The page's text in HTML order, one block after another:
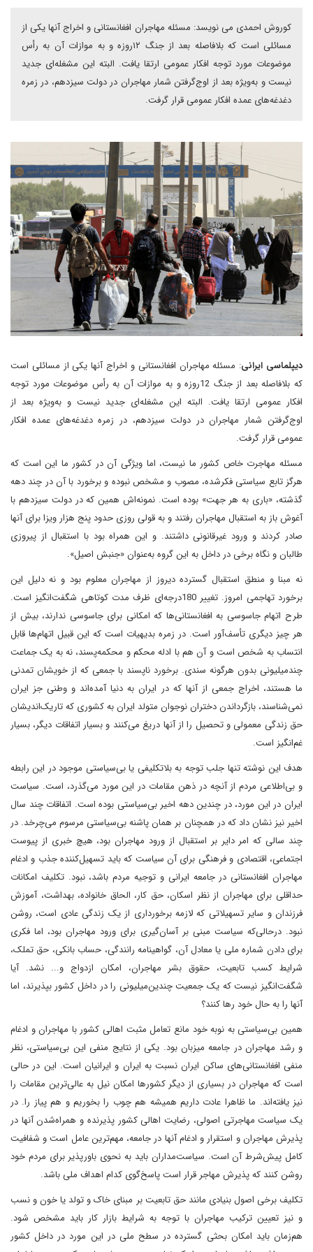
کوروش احمدی می نویسد: مسئله مهاجران افغانستانی و اخراج آنها یکی از
مسائلی است که بلافاصله بعد از جنگ ۱۲‌روزه و به موازات آن به رأس
موضوعات مورد توجه افکار عمومی ارتقا‌ یافت. البته این مشغله‌ای جدید
نیست و به‌ویژه بعد از اوج‌گرفتن شمار مهاجران در دولت سیزدهم، در زمره
دغدغه‌های عمده افکار عمومی قرار گرفت.
دیپلماسی ایرانی: مسئله مهاجران افغانستانی و اخراج آنها یکی از مسائلی است
که بلافاصله بعد از جنگ 12‌روزه و به موازات آن به رأس موضوعات مورد توجه
افکار عمومی ارتقا‌ یافت. البته این مشغله‌ای جدید نیست و به‌ویژه بعد از
اوج‌گرفتن شمار مهاجران در دولت سیزدهم، در زمره دغدغه‌های عمده افکار
عمومی قرار گرفت.
مسئله مهاجرت خاص کشور ما نیست، اما ویژگی آن در کشور ما این است که
هرگز تابع سیاستی فکر‌شده، مصوب و مشخص نبوده و برخورد با آن در چند دهه
گذشته، «باری به هر جهت» بوده است. نمونه‌اش همین که در دولت سیزدهم با
آغوش باز به استقبال مهاجران رفتند و به قولی روزی حدود پنج هزار ویزا برای آنها
صادر کردند و ورود غیرقانونی داشتند. و این همراه بود با استقبال از پیروزی
طالبان و نگاه برخی در داخل به ‌این گروه به‌عنوان «جنبش اصیل».
نه مبنا و منطق استقبال گسترده دیروز از مهاجران معلوم بود و نه دلیل این
برخورد تهاجمی امروز. تغییر 180‌درجه‌ای ظرف مدت کوتاهی شگفت‌انگیز است.
طرح اتهام جاسوسی به افغانستانی‌ها که امکانی برای جاسوسی ندارند، بیش از
هر چیز دیگری تأسف‌آور است. در زمره بدیهیات است که این قبیل اتهام‌ها قابل
انتساب به شخص است و آن هم با ادله محکم و محکمه‌پسند، نه به یک جماعت
چند‌میلیونی بدون هر‌گونه سندی. برخورد ناپسند با جمعی که از خویشان تمدنی
ما هستند، اخراج جمعی از آنها که در ایران به دنیا آمده‌اند و وطنی جز ایران
نمی‌شناسند، بازگرداندن دختران نوجوان متولد ایران به کشوری که تاریک‌اندیشان
حق زندگی معمولی و تحصیل را از آنها دریغ می‌کنند و بسیار اتفاقات دیگر، بسیار
غم‌انگیز است.
هدف این نوشته تنها جلب توجه به بلاتکلیفی یا بی‌سیاستی موجود در این رابطه
و بی‌اطلاعی مردم از آنچه ‌در ذهن مقامات در این مورد می‌گذرد، است. سیاست
ایران در این مورد، در چندین دهه اخیر بی‌سیاستی بوده است. اتفاقات چند سال
اخیر نیز نشان داد که در همچنان بر همان پاشنه بی‌سیاستی مرسوم می‌چرخد. در
چند سالی که امر دایر بر استقبال از ورود مهاجران بود، هیچ خبری از پیوست
اجتماعی، اقتصادی و فرهنگی برای آن سیاست که باید تسهیل‌کننده جذب و ادغام
مهاجران افغانستانی در جامعه ایرانی و توجیه مردم باشد، نبود. تکلیف امکانات
حداقلی برای مهاجران از نظر اسکان، حق کار، الحاق خانواده، بهداشت، آموزش
فرزندان و سایر تسهیلاتی که لازمه برخورداری از یک زندگی عادی است، روشن
نبود. در‌حالی‌که سیاست مبنی بر آسان‌گیری برای ورود مهاجران بود، اما فکری
برای دادن شماره ملی یا معادل آن، گواهینامه رانندگی، حساب بانکی، حق تملک،
شرایط کسب تابعیت، حقوق بشر مهاجران، امکان ازدواج و‌... نشد. آیا
شگفت‌انگیز نیست که یک جمعیت چندین‌میلیونی را در داخل کشور بپذیرند، اما
آنها را به حال خود رها کنند؟
همین بی‌سیاستی به نوبه خود مانع تعامل مثبت اهالی کشور با مهاجران و ادغام
و رشد مهاجران در جامعه میزبان بود. یکی از نتایج منفی این بی‌سیاستی، نظر
منفی افغانستانی‌های ساکن ایران نسبت به ایران و ایرانیان است. این در حالی
است که مهاجران در بسیاری از دیگر کشورها امکان نیل به عالی‌ترین مقامات را
نیز یافته‌اند. ما ظاهرا عادت داریم‌ همیشه هم چوب را بخوریم و هم پیاز را. در
یک سیاست مهاجرتی اصولی، رضایت اهالی کشور پذیرنده و همراه‌شدن آنها در
پذیرش مهاجران و استقرار و ادغام آنها در جامعه، مهم‌ترین عامل است و شفافیت
کامل پیش‌شرط آن است. سیاست‌مداران باید به نحوی باورپذیر برای مردم خود
روشن کنند که پذیرش مهاجر قرار است پاسخ‌گوی کدام اهداف ملی باشد.
تکلیف برخی اصول بنیادی‌ مانند حق تابعیت بر مبنای خاک و تولد یا خون و نسب
و نیز تعیین ترکیب مهاجران با توجه به شرایط بازار کار باید مشخص شود.
هم‌زمان باید امکان بحثی گسترده در سطح ملی در این مورد در داخل کشور